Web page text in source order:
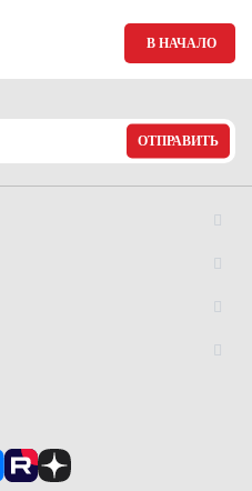
В НАЧАЛО
ОТПРАВИТЬ